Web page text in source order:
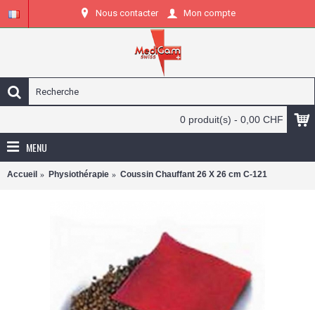
Nous contacter Mon compte
0 produit(s) - 0,00 CHF
MENU
Accueil Physiothérapie Coussin Chauffant 26 X 26 cm C-121